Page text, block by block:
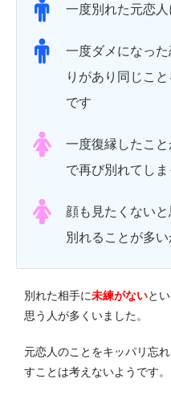
一度別れた元恋
一度ダメになっ
りがあり同じこ
です
一度復縁したこ
で再び別れてし
顔も見たくない
別れることが多
別れた相手に未練がないと
思う人が多くいました。
元恋人のことをキッパリ忘
すことは考えないようです。